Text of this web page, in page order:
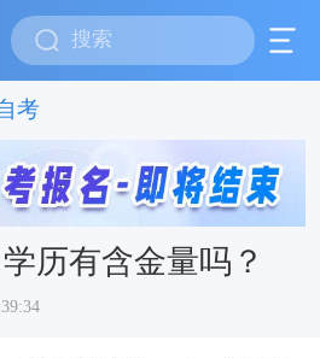
考
历有含金量吗？